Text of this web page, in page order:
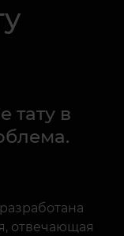
тату в
отвечающая